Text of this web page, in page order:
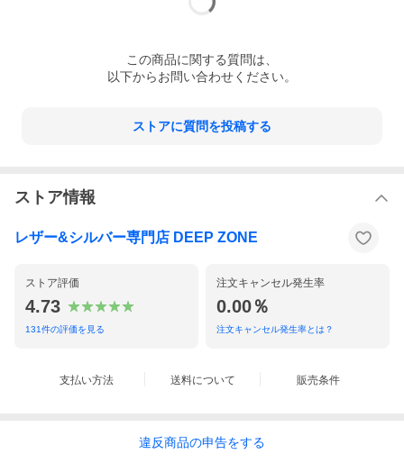
この商品に関する質問は、
以下からお問い合わせください。
ストアに質問を投稿する
ストア情報
レザー&シルバー専門店 DEEP ZONE
ストア評価
4.73
131件の評価を見る
注文キャンセル発生率
0.00％
注文キャンセル発生率とは？
支払い方法 送料について 販売条件
違反商品の申告をする